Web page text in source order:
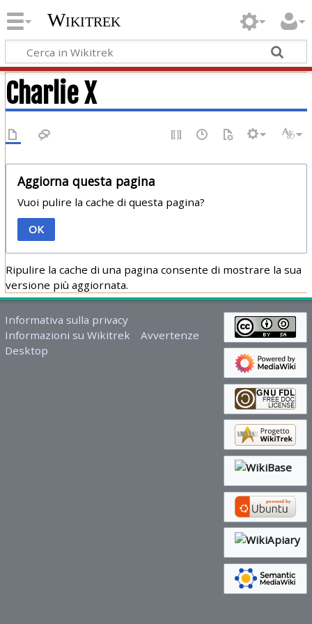
Wikitrek
Charlie X
Aggiorna questa pagina
Vuoi pulire la cache di questa pagina?
OK
Ripulire la cache di una pagina consente di mostrare la sua
versione più aggiornata.
Informativa sulla privacy
Informazioni su Wikitrek
Avvertenze
Desktop